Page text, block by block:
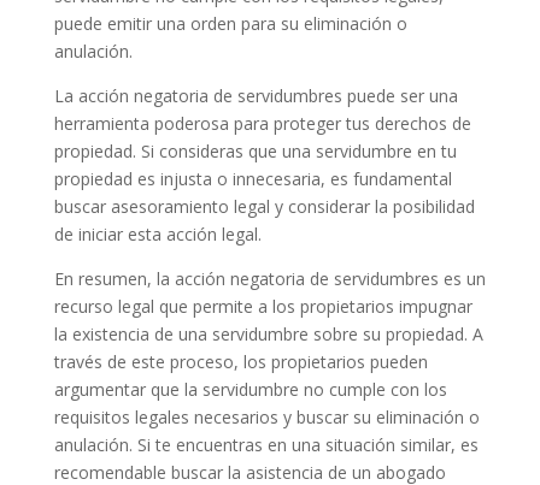
puede emitir una orden para su eliminación o
anulación.
La acción negatoria de servidumbres puede ser una
herramienta poderosa para proteger tus derechos de
propiedad. Si consideras que una servidumbre en tu
propiedad es injusta o innecesaria, es fundamental
buscar asesoramiento legal y considerar la posibilidad
de iniciar esta acción legal.
En resumen, la acción negatoria de servidumbres es un
recurso legal que permite a los propietarios impugnar
la existencia de una servidumbre sobre su propiedad. A
través de este proceso, los propietarios pueden
argumentar que la servidumbre no cumple con los
requisitos legales necesarios y buscar su eliminación o
anulación. Si te encuentras en una situación similar, es
recomendable buscar la asistencia de un abogado